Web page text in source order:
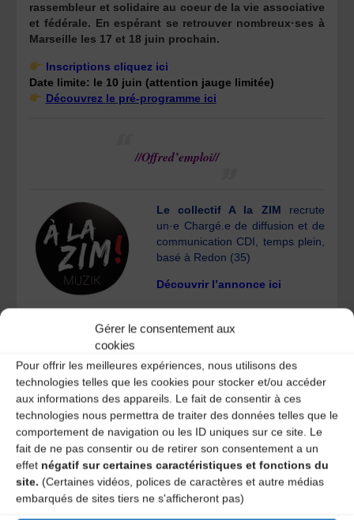
Gérer le consentement aux
cookies
Pour offrir les meilleures expériences, nous utilisons des
technologies telles que les cookies pour stocker et/ou accéder
aux informations des appareils. Le fait de consentir à ces
technologies nous permettra de traiter des données telles que le
comportement de navigation ou les ID uniques sur ce site. Le
fait de ne pas consentir ou de retirer son consentement a un
effet négatif sur certaines caractéristiques et fonctions du
site. (Certaines vidéos, polices de caractères et autre médias
embarqués de sites tiers ne s'afficheront pas)
rassembleur et solidaire au coeur de la vie associative
et fédérale. En espérant se retrouver nombreux·ses à
Marseille les 17 et 18 juin prochain.
Inscriptions cliquez ici
Date limite: le 10 juin (attention jauge limitée)
Découvrez le pré-programme ici
//Offred’emploi//
Le collectif A la ZIM recrute
un·e Chargé.e de diffusion et de
communication CDI, temps plein,
basé à Redon (35)
Découvrir l’annonce ici
Naïade production
en CDD (6 à 12 mois) à Rennes
(35)
Découvrir l’annonce ici
Le Grand Soufflet
recrute un·e
programmateur·rice, basé à
Chartres de Bretagne +
déplacements en Ille-et-Vilaine +
en Bretagne, en France et à